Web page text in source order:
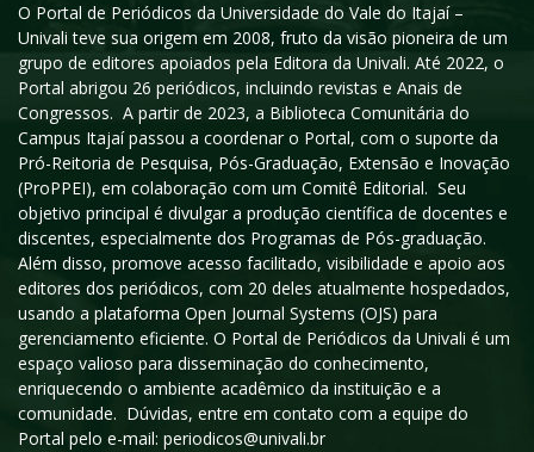
O Portal de Periódicos da Universidade do Vale do Itajaí –
Univali teve sua origem em 2008, fruto da visão pioneira de um
grupo de editores apoiados pela Editora da Univali. Até 2022, o
Portal abrigou 26 periódicos, incluindo revistas e Anais de
Congressos. A partir de 2023, a Biblioteca Comunitária do
Campus Itajaí passou a coordenar o Portal, com o suporte da
Pró-Reitoria de Pesquisa, Pós-Graduação, Extensão e Inovação
(ProPPEI), em colaboração com um Comitê Editorial. Seu
objetivo principal é divulgar a produção científica de docentes e
discentes, especialmente dos Programas de Pós-graduação.
Além disso, promove acesso facilitado, visibilidade e apoio aos
editores dos periódicos, com 20 deles atualmente hospedados,
usando a plataforma Open Journal Systems (OJS) para
gerenciamento eficiente. O Portal de Periódicos da Univali é um
espaço valioso para disseminação do conhecimento,
enriquecendo o ambiente acadêmico da instituição e a
comunidade. Dúvidas, entre em contato com a equipe do
Portal pelo e-mail: periodicos@univali.br